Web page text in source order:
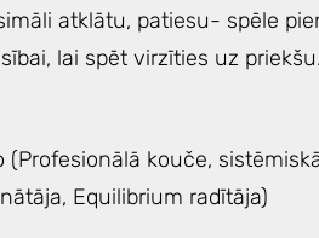
atklātu, patiesu- spēle
lai spēt virzīties uz priekšu.
kouče,
Equilibrium radītāja)